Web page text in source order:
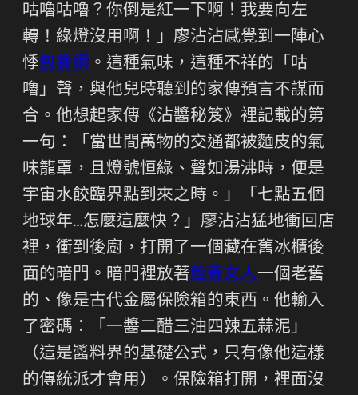
咕嚕咕嚕？你倒是紅一下啊！我要向左
轉！綠燈沒用啊！」廖沾沾感覺到一陣心
悸包養網 。這種氣味，這種不祥的「咕
嚕」聲，與他兒時聽到的家傳預言不謀而
合。他想起家傳《沾醬秘笈》裡記載的第
一句：「當世間萬物的交通都被麵皮的氣
味籠罩，且燈號恒綠、聲如湯沸時，便是
宇宙水餃臨界點到來之時。」「七點五個
地球年…怎麼這麼快？」廖沾沾猛地衝回店
裡，衝到後廚，打開了一個藏在舊冰櫃後
面的暗門。暗門裡放著包養女人一個老舊
的、像是古代金屬保險箱的東西。他輸入
了密碼：「一醬二醋三油四辣五蒜泥」
（這是醬料界的基礎公式，只有像他這樣
的傳統派才會用）。保險箱打開，裡面沒